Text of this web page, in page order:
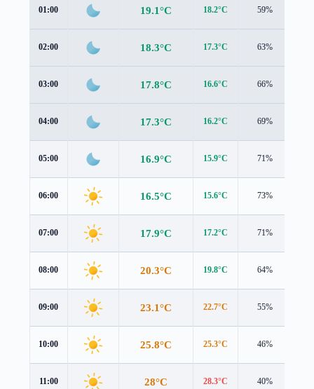
01:00 19.1°C 18.2°C 59%
02:00 18.3°C 17.3°C 63%
03:00 17.8°C 16.6°C 66%
04:00 17.3°C 16.2°C 69%
05:00 16.9°C 15.9°C 71%
06:00 16.5°C 15.6°C 73%
07:00 17.9°C 17.2°C 71%
08:00 20.3°C 19.8°C 64%
09:00 23.1°C 22.7°C 55%
10:00 25.8°C 25.3°C 46%
11:00 28°C 28.3°C 40%